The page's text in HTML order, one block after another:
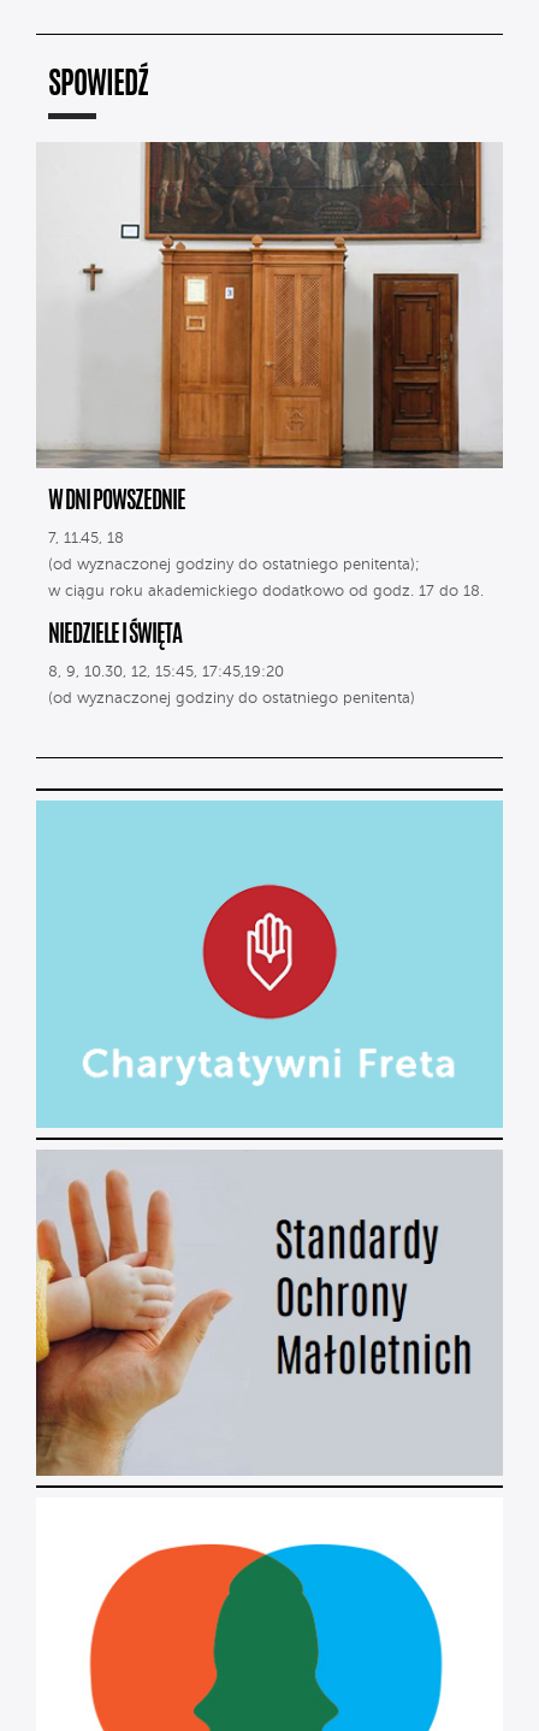
SPOWIEDŹ
W DNI POWSZEDNIE
7, 11.45, 18
(od wyznaczonej godziny do ostatniego penitenta);
w ciągu roku akademickiego dodatkowo od godz. 17 do 18.
NIEDZIELE I ŚWIĘTA
8, 9, 10.30, 12, 15:45, 17:45,19:20
(od wyznaczonej godziny do ostatniego penitenta)